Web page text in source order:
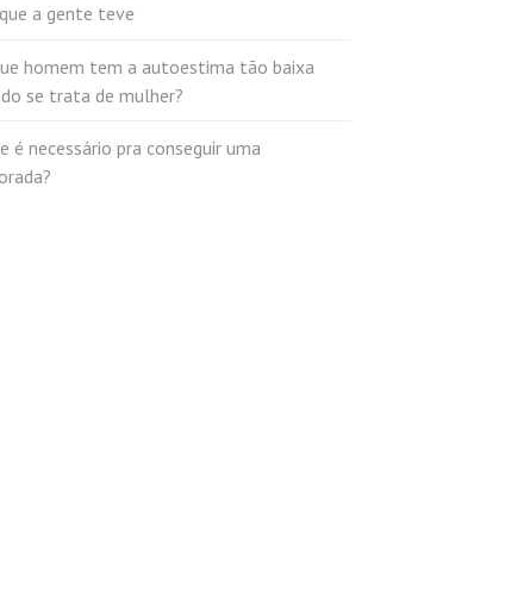
a gente teve
homem tem a autoestima tão baixa
se trata de mulher?
é necessário pra conseguir uma